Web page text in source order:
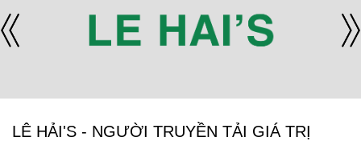
LÊ HẢI'S - NGƯỜI TRUYỀN TẢI GIÁ TRỊ